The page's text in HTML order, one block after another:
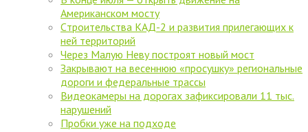
Американском мосту
Cтроительства КАД-2 и развития прилегающих к
ней территорий
Через Малую Неву построят новый мост
Закрывают на весеннюю «просушку» региональные
дороги и федеральные трассы
Видеокамеры на дорогах зафиксировали 11 тыс.
нарушений
Пробки уже на подходе